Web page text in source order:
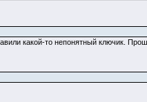
какой-то непонятный ключик.